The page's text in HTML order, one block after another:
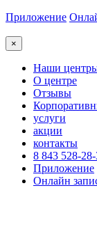
Приложение
×
Наши
О центре
Отзывы
услуги
акции
контакты
8 843 528-
Приложение
Онлайн